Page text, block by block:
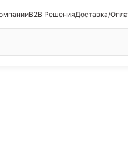
B2B РешенияДоставка/